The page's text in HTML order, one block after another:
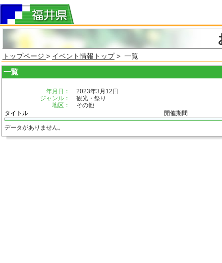
トップページ > イベント情報トップ> 一覧
一覧
年月日：
2023年3月12日
ジャンル：
観光・祭り
地区：
その他
タイトル
開催期間
データがありません。